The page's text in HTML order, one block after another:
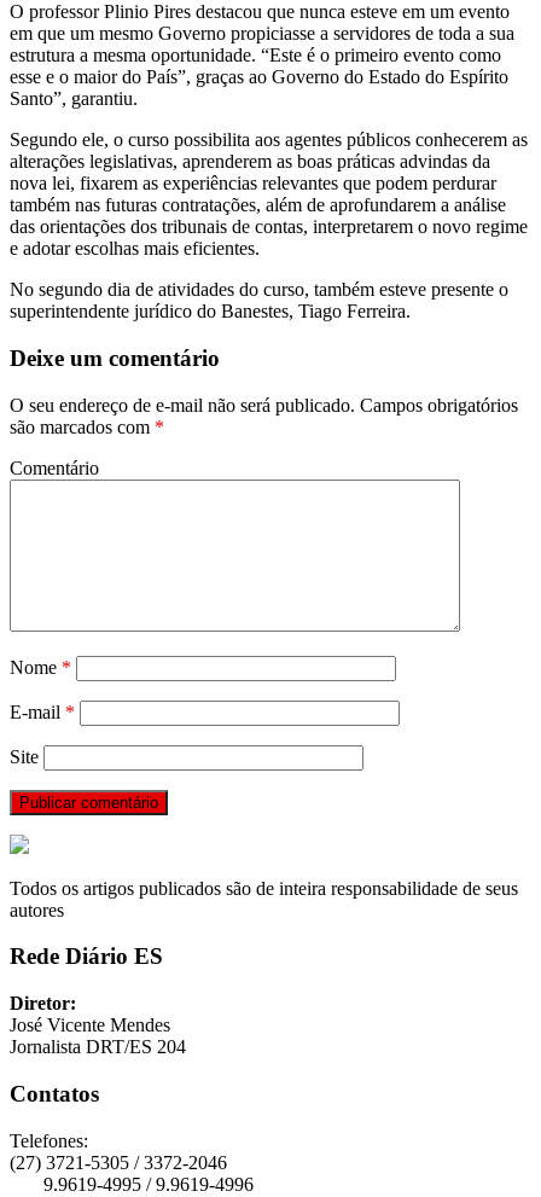
O professor Plinio Pires destacou que nunca esteve em um evento
em que um mesmo Governo propiciasse a servidores de toda a sua
estrutura a mesma oportunidade. “Este é o primeiro evento como
esse e o maior do País”, graças ao Governo do Estado do Espírito
Santo”, garantiu.
Segundo ele, o curso possibilita aos agentes públicos conhecerem as
alterações legislativas, aprenderem as boas práticas advindas da
nova lei, fixarem as experiências relevantes que podem perdurar
também nas futuras contratações, além de aprofundarem a análise
das orientações dos tribunais de contas, interpretarem o novo regime
e adotar escolhas mais eficientes.
No segundo dia de atividades do curso, também esteve presente o
superintendente jurídico do Banestes, Tiago Ferreira.
Deixe um comentário
O seu endereço de e-mail não será publicado. Campos obrigatórios
são marcados com *
Comentário
Nome *
E-mail *
Site
Todos os artigos publicados são de inteira responsabilidade de seus
autores
Rede Diário ES
Diretor:
José Vicente Mendes
Jornalista DRT/ES 204
Contatos
Telefones:
(27) 3721-5305 / 3372-2046
9.9619-4995 / 9.9619-4996